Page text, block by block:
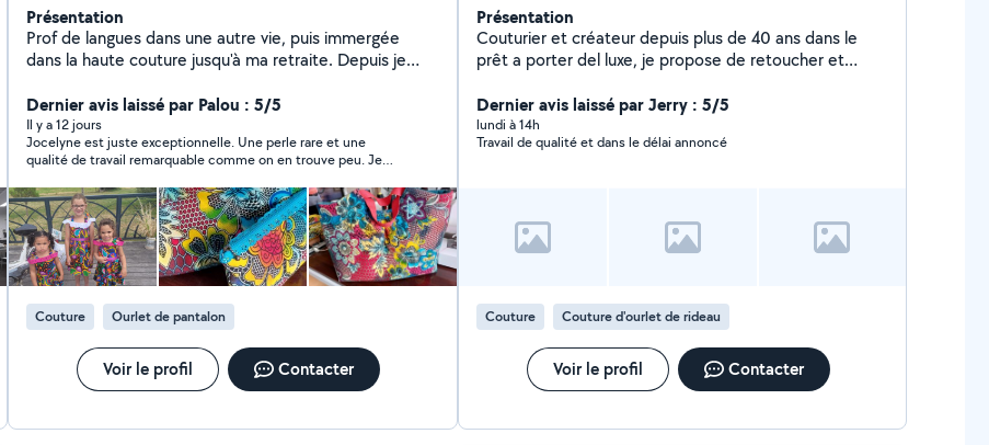
Présentation
Prof de langues dans une autre vie, puis immergée
dans la haute couture jusqu'à ma retraite. Depuis je
aux devoirs, du théâtre et du bénévolat....
Dernier avis laissé par Palou : 5/5
Il y a 12 jours
Jocelyne est juste exceptionnelle. Une perle rare et une
qualité de travail remarquable comme on en trouve peu. Je
Couture Ourlet de pantalon
Voir le profil Contacter
Présentation
Couturier et créateur depuis plus de 40 ans dans le
prêt a porter del luxe, je propose de retoucher et
Dernier avis laissé par Jerry : 5/5
lundi à 14h
Travail de qualité et dans le délai annoncé
Couture Couture d'ourlet de rideau
Voir le profil Contacter